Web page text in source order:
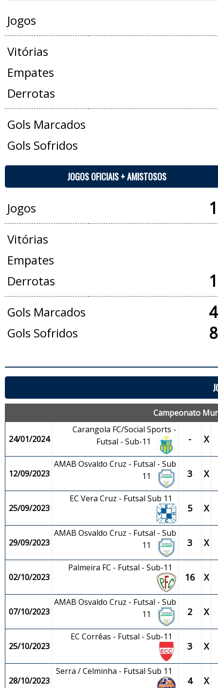
Jogos
Vitórias
Empates
Derrotas
Gols Marcados
Gols Sofridos
JOGOS OFICIAIS + AMISTOSOS
Jogos
Vitórias
Empates
Derrotas
Gols Marcados
Gols Sofridos
Campeonato
24/01/2024
Carangola FC/Social Sports -
Futsal - Sub-11
- X
12/09/2023
AMAB Osvaldo Cruz - Futsal - Sub
11
3 X
25/09/2023
EC Vera Cruz - Futsal Sub 11
5 X
29/09/2023
AMAB Osvaldo Cruz - Futsal - Sub
11
3 X
02/10/2023
Palmeira FC - Futsal - Sub-11
16 X
07/10/2023
AMAB Osvaldo Cruz - Futsal - Sub
11
2 X
25/10/2023
EC Corrêas - Futsal - Sub-11
3 X
28/10/2023
Serra / Celminha - Futsal Sub 11
4 X